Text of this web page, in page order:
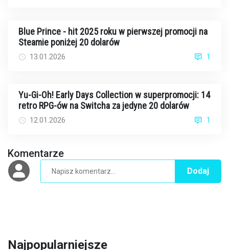
Blue Prince - hit 2025 roku w pierwszej promocji na
Steamie poniżej 20 dolarów
13.01.2026 1
Yu-Gi-Oh! Early Days Collection w superpromocji: 14
retro RPG-ów na Switcha za jedyne 20 dolarów
12.01.2026 1
Komentarze
Dodaj
Najpopularniejsze